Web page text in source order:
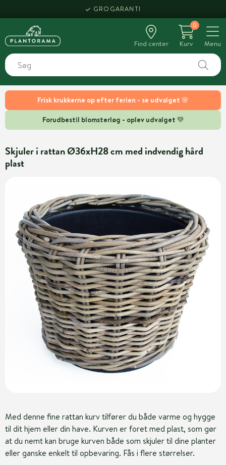
Frisk krukkerne op efter ferien - se udvalget 🌸
Forudbestil blomsterløg - oplev udvalget 💚
GROGARANTI
Find center
0
Kurv
Menu
Skjuler i rattan Ø36xH28 cm med indvendig hård
plast
Med denne fine rattan kurv tilfører du både varme og hygge
til dit hjem eller din have. Kurven er foret med plast, som gør
at du nemt kan bruge kurven både som skjuler til dine planter
eller ganske enkelt til opbevaring. Fås i flere størrelser.